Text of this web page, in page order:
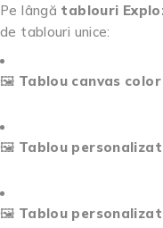
Pe lângă tablouri
de tablouri unice:
🖼️ Tablou canvas
🖼️ Tablou
🖼️ Tablou